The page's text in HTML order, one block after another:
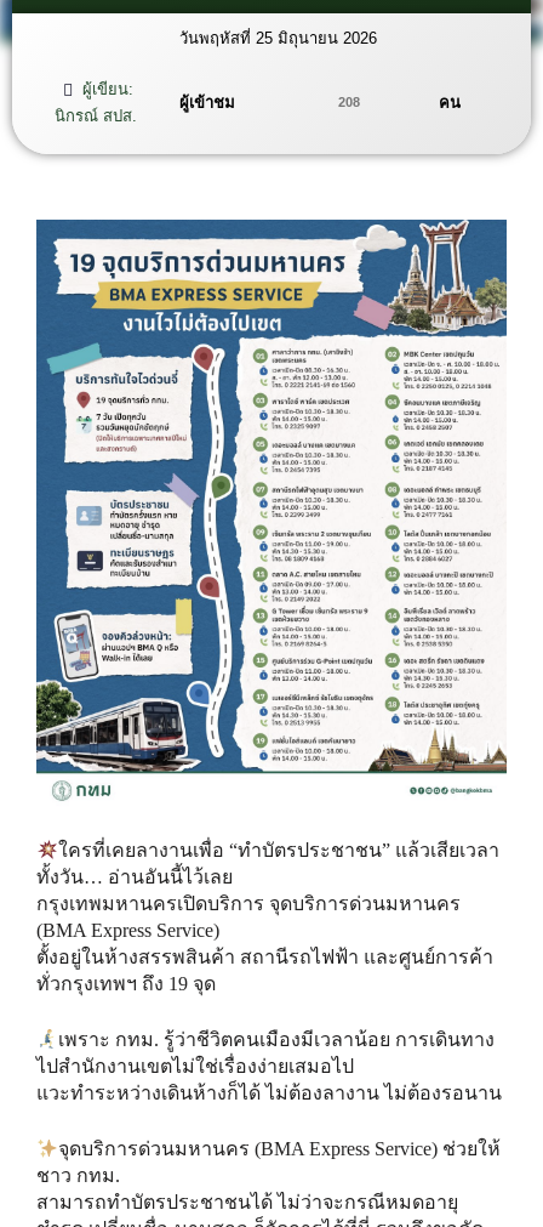
วันพฤหัสที่ 25 มิถุนายน 2026
ผู้เขียน:
นิกรณ์ สปส.
ผู้เข้าชม 208 คน
ใครที่เคยลางานเพื่อ “ทำบัตรประชาชน” แล้วเสียเวลา
ทั้งวัน… อ่านอันนี้ไว้เลย
กรุงเทพมหานครเปิดบริการ จุดบริการด่วนมหานคร
(BMA Express Service)
ตั้งอยู่ในห้างสรรพสินค้า สถานีรถไฟฟ้า และศูนย์การค้า
ทั่วกรุงเทพฯ ถึง 19 จุด
เพราะ กทม. รู้ว่าชีวิตคนเมืองมีเวลาน้อย การเดินทาง
ไปสำนักงานเขตไม่ใช่เรื่องง่ายเสมอไป
แวะทำระหว่างเดินห้างก็ได้ ไม่ต้องลางาน ไม่ต้องรอนาน
จุดบริการด่วนมหานคร (BMA Express Service) ช่วยให้
ชาว กทม.
สามารถทำบัตรประชาชนได้ ไม่ว่าจะกรณีหมดอายุ